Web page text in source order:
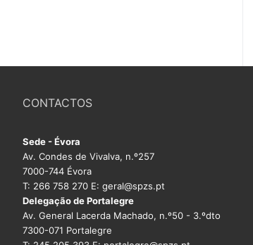
CONTACTOS
Sede - Évora
Av. Condes de Vivalva, n.º257
7000-744 Évora
T: 266 758 270 E: geral@spzs.pt
Delegação de Portalegre
Av. General Lacerda Machado, n.º50 - 3.ºdto
7300-071 Portalegre